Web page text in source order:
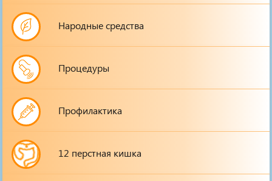
Народные средства
Процедуры
Профилактика
12 перстная кишка